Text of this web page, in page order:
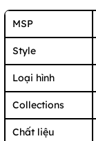
MSP
Style
Loại hình
Collections
Chất liệu